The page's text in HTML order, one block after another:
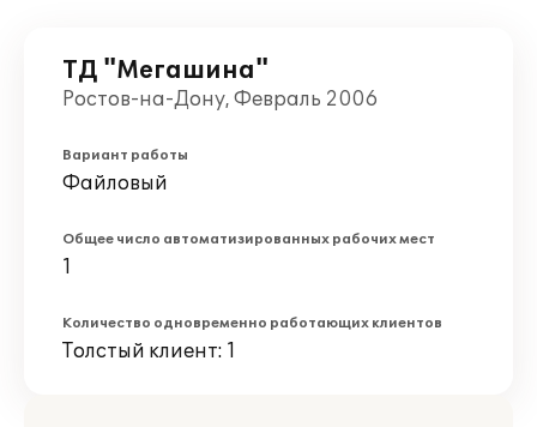
ТД "Мегашина"
Ростов-на-Дону, Февраль 2006
Вариант работы
Файловый
Общее число автоматизированных рабочих мест
1
Количество одновременно работающих клиентов
Толстый клиент: 1